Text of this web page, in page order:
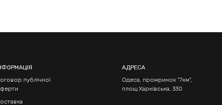
публічної
АДРЕСА
Одеса, промринок "7км",
площ Харківська, 330